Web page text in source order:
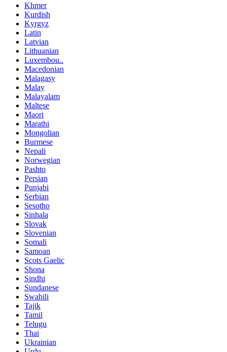
Khmer
Kurdish
Kyrgyz
Latin
Latvian
Lithuanian
Luxembou..
Macedonian
Malagasy
Malay
Malayalam
Maltese
Maori
Marathi
Mongolian
Burmese
Nepali
Norwegian
Pashto
Persian
Punjabi
Serbian
Sesotho
Sinhala
Slovak
Slovenian
Somali
Samoan
Scots Gaelic
Shona
Sindhi
Sundanese
Swahili
Tajik
Tamil
Telugu
Thai
Ukrainian